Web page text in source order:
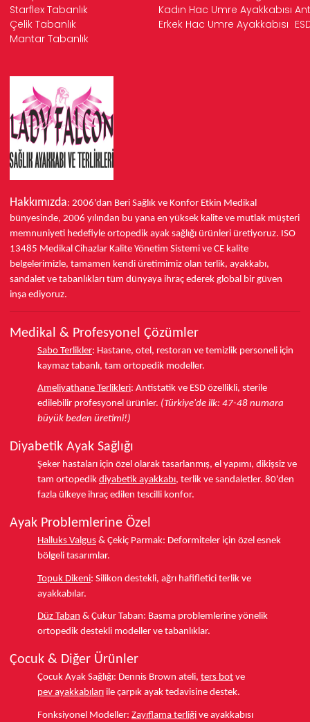
Starflex Tabanlık
Kadın Hac Umre Ayakkabısı
Çelik Tabanlık
Erkek Hac Umre Ayakkabısı
Mantar Tabanlık
Hakkımızda: 2006'dan Beri Sağlık ve Konfor Etkin Medikal
bünyesinde, 2006 yılından bu yana en yüksek kalite ve mutlak müşteri
memnuniyeti hedefiyle ortopedik ayak sağlığı ürünleri üretiyoruz. ISO
13485 Medikal Cihazlar Kalite Yönetim Sistemi ve CE kalite
belgelerimizle, tamamen kendi üretimimiz olan terlik, ayakkabı,
sandalet ve tabanlıkları tüm dünyaya ihraç ederek global bir güven
inşa ediyoruz.
Medikal & Profesyonel Çözümler
Sabo Terlikler: Hastane, otel, restoran ve temizlik personeli için
kaymaz tabanlı, tam ortopedik modeller.
Ameliyathane Terlikleri: Antistatik ve ESD özellikli, sterile
edilebilir profesyonel ürünler. (Türkiye'de ilk: 47-48 numara
büyük beden üretimi!)
Diyabetik Ayak Sağlığı
Şeker hastaları için özel olarak tasarlanmış, el yapımı, dikişsiz ve
tam ortopedik diyabetik ayakkabı, terlik ve sandaletler. 80'den
fazla ülkeye ihraç edilen tescilli konfor.
Ayak Problemlerine Özel
Halluks Valgus & Çekiç Parmak: Deformiteler için özel esnek
bölgeli tasarımlar.
Topuk Dikeni: Silikon destekli, ağrı hafifletici terlik ve
ayakkabılar.
Düz Taban & Çukur Taban: Basma problemlerine yönelik
ortopedik destekli modeller ve tabanlıklar.
Çocuk & Diğer Ürünler
Çocuk Ayak Sağlığı: Dennis Brown ateli, ters bot ve
pev ayakkabıları ile çarpık ayak tedavisine destek.
Fonksiyonel Modeller: Zayıflama terliği ve ayakkabısı